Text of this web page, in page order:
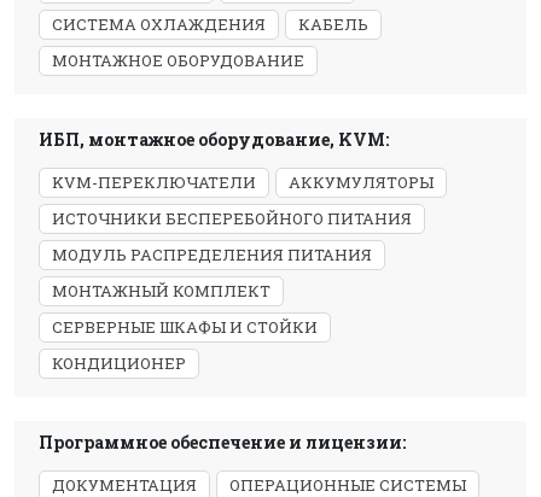
СИСТЕМА ОХЛАЖДЕНИЯ
КАБЕЛЬ
МОНТАЖНОЕ ОБОРУДОВАНИЕ
ИБП, монтажное оборудование, KVM:
KVM-ПЕРЕКЛЮЧАТЕЛИ
АККУМУЛЯТОРЫ
ИСТОЧНИКИ БЕСПЕРЕБОЙНОГО ПИТАНИЯ
МОДУЛЬ РАСПРЕДЕЛЕНИЯ ПИТАНИЯ
МОНТАЖНЫЙ КОМПЛЕКТ
СЕРВЕРНЫЕ ШКАФЫ И СТОЙКИ
КОНДИЦИОНЕР
Программное обеспечение и лицензии:
ДОКУМЕНТАЦИЯ
ОПЕРАЦИОННЫЕ СИСТЕМЫ